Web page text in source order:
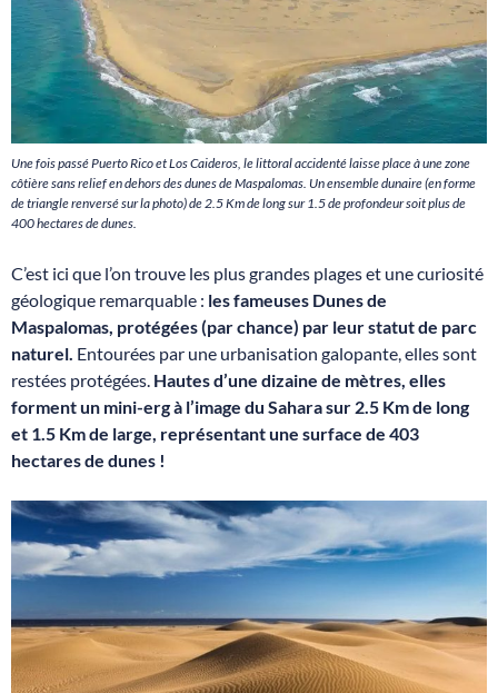
Une fois passé Puerto Rico et Los Caideros, le littoral accidenté laisse place à une zone
côtière sans relief en dehors des dunes de Maspalomas. Un ensemble dunaire (en forme
de triangle renversé sur la photo) de 2.5 Km de long sur 1.5 de profondeur soit plus de
400 hectares de dunes.
C’est ici que l’on trouve les plus grandes plages et une curiosité
géologique remarquable : les fameuses Dunes de
Maspalomas, protégées (par chance) par leur statut de parc
naturel. Entourées par une urbanisation galopante, elles sont
restées protégées. Hautes d’une dizaine de mètres, elles
forment un mini-erg à l’image du Sahara sur 2.5 Km de long
et 1.5 Km de large, représentant une surface de 403
hectares de dunes !